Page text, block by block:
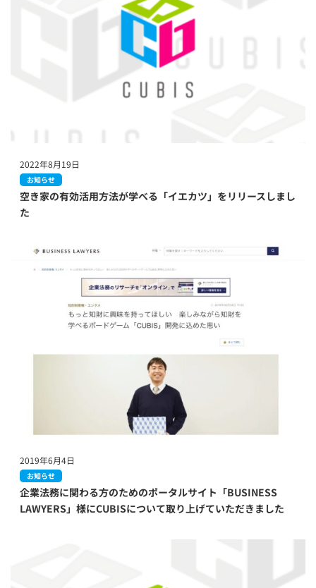
2022年8月19日
お知らせ
空き家の有効活用方法が学べる「イエカツ」をリリースしまし
た
2019年6月4日
お知らせ
企業法務に関わる方のためのポータルサイト「BUSINESS
LAWYERS」様にCUBISについて取り上げていただきました